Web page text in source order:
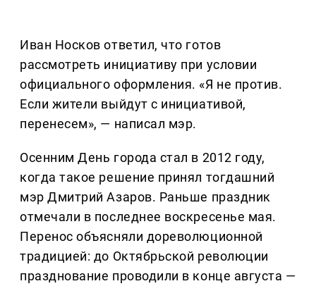
Иван Носков ответил, что готов
рассмотреть инициативу при условии
официального оформления. «Я не против.
Если жители выйдут с инициативой,
перенесем», — написал мэр.
Осенним День города стал в 2012 году,
когда такое решение принял тогдашний
мэр Дмитрий Азаров. Раньше праздник
отмечали в последнее воскресенье мая.
Перенос объясняли дореволюционной
традицией: до Октябрьской революции
празднование проводили в конце августа —